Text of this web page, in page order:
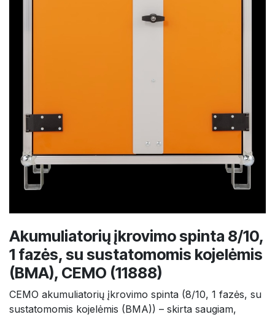
Akumuliatorių įkrovimo spinta 8/10,
1 fazės, su sustatomomis kojelėmis
(BMA), CEMO (11888)
CEMO akumuliatorių įkrovimo spinta (8/10, 1 fazės, su
sustatomomis kojelėmis (BMA)) – skirta saugiam,